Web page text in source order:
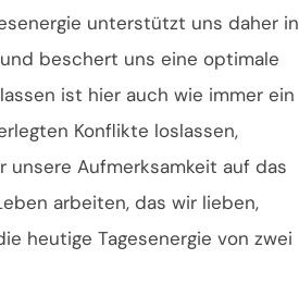
unterstützt uns daher in
beschert uns eine optimale
ist hier auch wie immer ein
Konflikte loslassen,
unsere Aufmerksamkeit auf das
arbeiten, das wir lieben,
heutige Tagesenergie von zwei